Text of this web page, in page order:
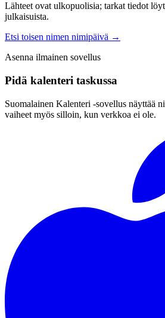
Lähteet ovat ulkopuolisia; tarkat tiedot
julkaisuista.
Etsi toisen nimen nimipäivä →
Asenna ilmainen sovellus
Pidä kalenteri taskussa
Suomalainen Kalenteri ‑sovellus näyttää
vaiheet myös silloin, kun verkkoa ei ole.